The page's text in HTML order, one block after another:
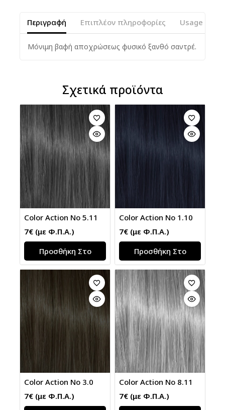
Περιγραφή Επιπλέον πληροφορίες Usage
Μόνιμη βαφή αποχρώσεως φυσικό ξανθό σαντρέ.
Σχετικά προϊόντα
Color Action No 5.11
7€ (με Φ.Π.Α.)
Προσθήκη Στο
Καλάθι
Color Action No 1.10
7€ (με Φ.Π.Α.)
Προσθήκη Στο
Καλάθι
Color Action No 3.0
7€ (με Φ.Π.Α.)
Color Action No 8.11
7€ (με Φ.Π.Α.)